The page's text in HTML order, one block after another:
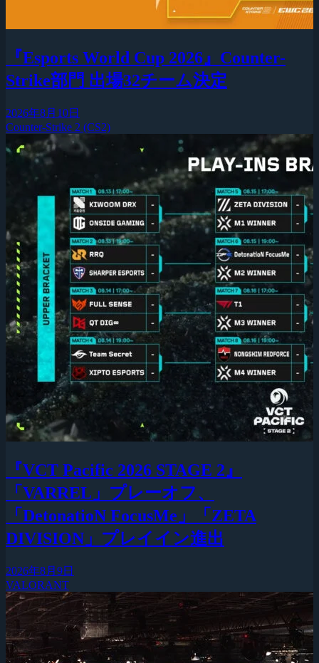
『Esports World Cup 2026』Counter-
Strike部門 出場32チーム決定
2026年8月10日
Counter-Strike 2 (CS2)
『VCT Pacific 2026 STAGE 2』
「VARREL」プレーオフ、
「DetonatioN FocusMe」「ZETA
DIVISION」プレイイン進出
2026年8月9日
VALORANT